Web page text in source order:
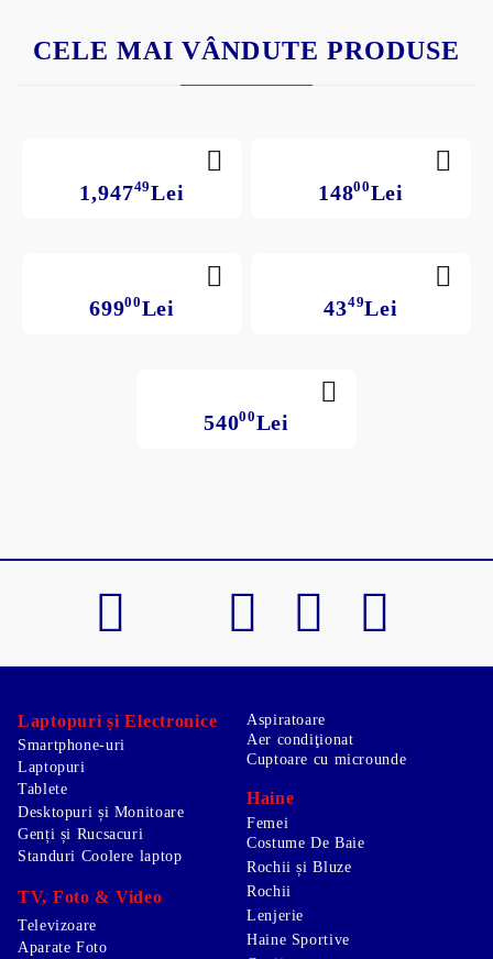
CELE MAI VÂNDUTE PRODUSE
1,94749Lei 14800Lei
69900Lei 4349Lei
54000Lei
Laptopuri și Electronice
Smartphone-uri
Laptopuri
Tablete
Desktopuri și Monitoare
Genți și Rucsacuri
Standuri Coolere laptop
TV, Foto & Video
Televizoare
Aparate Foto
Aspiratoare
Aer condiţionat
Cuptoare cu microunde
Haine
Femei
Costume De Baie
Rochii și Bluze
Rochii
Lenjerie
Haine Sportive